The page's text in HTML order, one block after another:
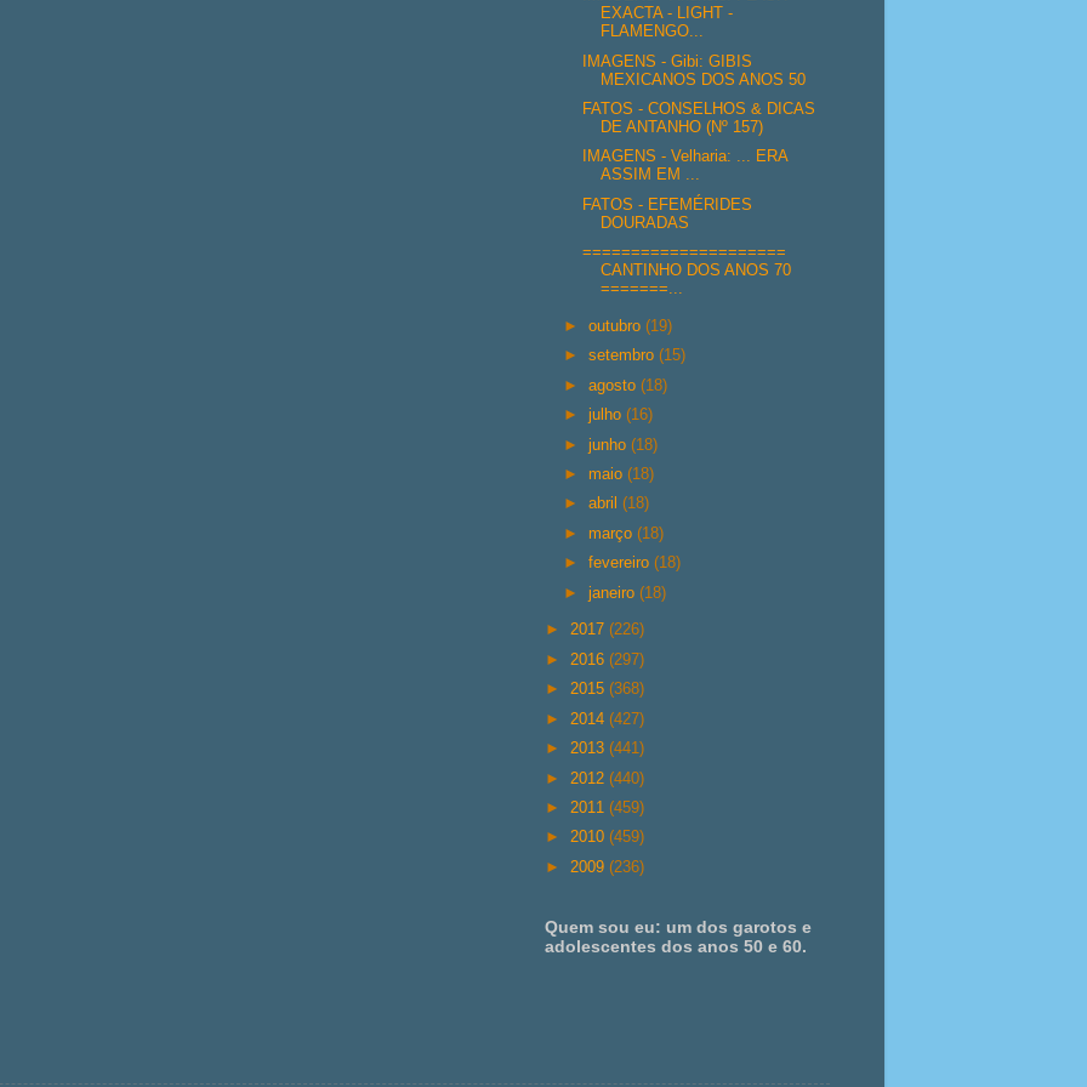
EXACTA - LIGHT -
FLAMENGO...
IMAGENS - Gibi: GIBIS
MEXICANOS DOS ANOS 50
FATOS - CONSELHOS & DICAS
DE ANTANHO (Nº 157)
IMAGENS - Velharia: ... ERA
ASSIM EM ...
FATOS - EFEMÉRIDES
DOURADAS
=====================
CANTINHO DOS ANOS 70
=======...
►outubro(19)
►setembro(15)
►agosto(18)
►julho(16)
►junho(18)
► maio(18)
►abril(18)
► março(18)
►fevereiro(18)
►janeiro(18)
► 2017 (226)
► 2016 (297)
► 2015 (368)
► 2014 (427)
► 2013 (441)
► 2012 (440)
► 2011 (459)
► 2010 (459)
► 2009 (236)
Quem sou eu: um dos garotos e
adolescentes dos anos 50 e 60.